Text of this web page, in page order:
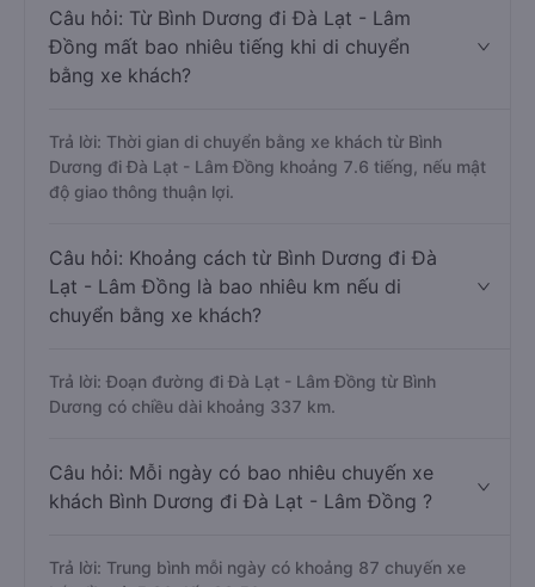
Câu hỏi: Từ Bình Dương đi Đà Lạt - Lâm
Đồng mất bao nhiêu tiếng khi di chuyển
bằng xe khách?
Trả lời: Thời gian di chuyển bằng xe khách từ Bình
Dương đi Đà Lạt - Lâm Đồng khoảng 7.6 tiếng, nếu mật
độ giao thông thuận lợi.
Câu hỏi: Khoảng cách từ Bình Dương đi Đà
Lạt - Lâm Đồng là bao nhiêu km nếu di
chuyển bằng xe khách?
Trả lời: Đoạn đường đi Đà Lạt - Lâm Đồng từ Bình
Dương có chiều dài khoảng 337 km.
Câu hỏi: Mỗi ngày có bao nhiêu chuyến xe
khách Bình Dương đi Đà Lạt - Lâm Đồng ?
Trả lời: Trung bình mỗi ngày có khoảng 87 chuyến xe